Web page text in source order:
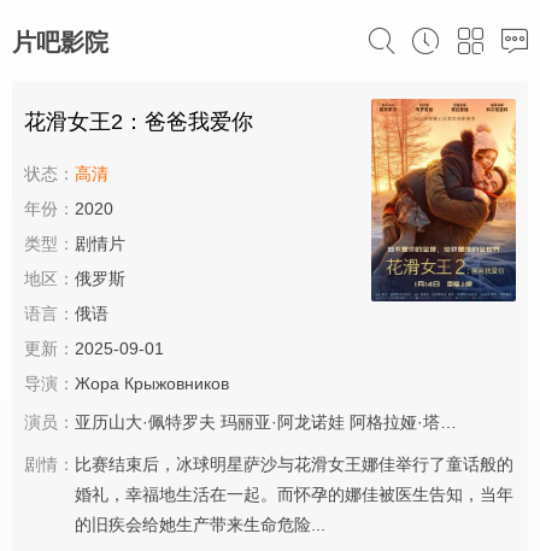
片吧影院
花滑女王2：爸爸我爱你
状态： 高清
年份： 2020
类型： 剧情片
地区： 俄罗斯
语言： 俄语
更新： 2025-09-01
导演： Жора Крыжовников
演员： 亚历山大·佩特罗夫 玛丽亚·阿龙诺娃 阿格拉娅·塔拉索娃
剧情： 比赛结束后，冰球明星萨沙与花滑女王娜佳举行了童话般的
婚礼，幸福地生活在一起。而怀孕的娜佳被医生告知，当年
的旧疾会给她生产带来生命危险...